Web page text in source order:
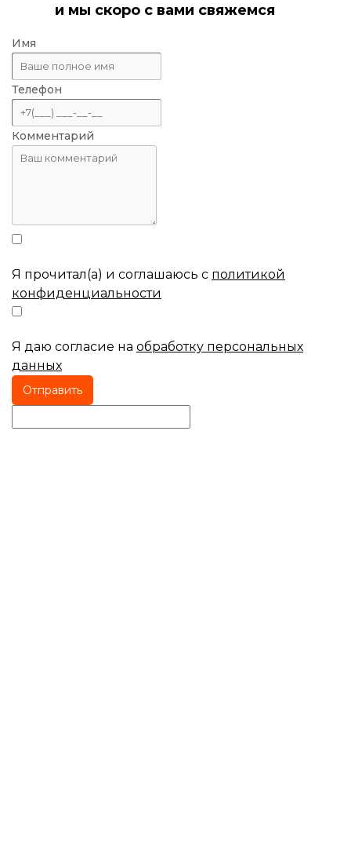
и мы скоро с вами свяжемся
Имя
Телефон
Комментарий
Я прочитал(а) и соглашаюсь с политикой
конфиденциальности
Я даю согласие на обработку персональных
данных
Отправить